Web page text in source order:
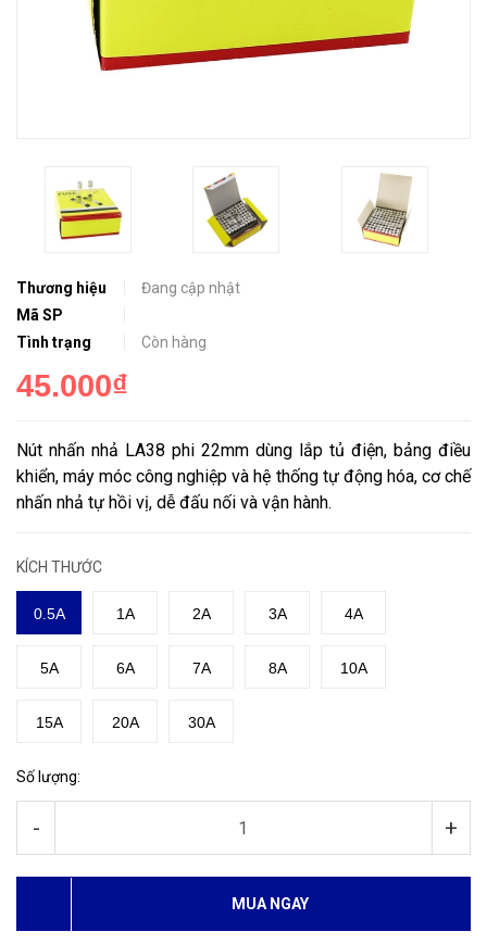
Thương hiệu
Đang cập nhật
Mã SP
Tình trạng
Còn hàng
45.000₫
Nút nhấn nhả LA38 phi 22mm dùng lắp tủ điện, bảng điều
khiển, máy móc công nghiệp và hệ thống tự động hóa, cơ chế
nhấn nhả tự hồi vị, dễ đấu nối và vận hành.
KÍCH THƯỚC
0.5A 1A 2A 3A 4A
5A 6A 7A 8A 10A
15A 20A 30A
Số lượng:
- +
MUA NGAY